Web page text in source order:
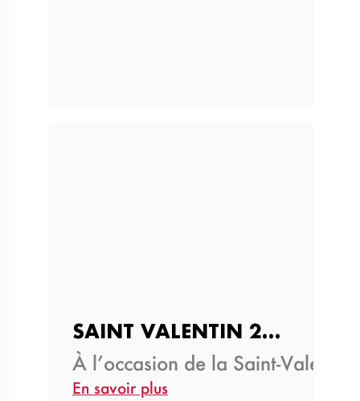
SAINT VALENTIN 2026 AVEC SUNU…
À l’occasion de la Saint-
En savoir plus